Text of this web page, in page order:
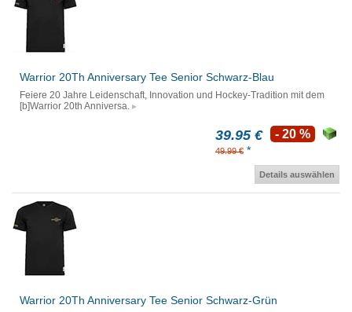
Warrior 20Th Anniversary Tee Senior Schwarz-Blau
Feiere 20 Jahre Leidenschaft, Innovation und Hockey-Tradition mit dem
[b]Warrior 20th Anniversa.
39.95 €
49.99 € *
- 20 %
Details auswählen
Warrior 20Th Anniversary Tee Senior Schwarz-Grün